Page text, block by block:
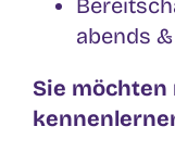
abends
Sie